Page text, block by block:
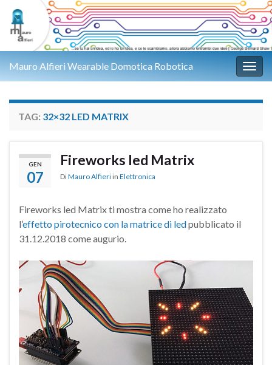
Mauro Alfieri Wearable Domotica Robotica
TAG: 32×32 LED MATRIX
GEN
07
Fireworks led Matrix
DiMauro Alfieri in Elettronica
Fireworks led Matrix ti mostra come ho realizzato
l’effetto pirotecnico con la matrice di ledpubblicato il
31.12.2018 come augurio.